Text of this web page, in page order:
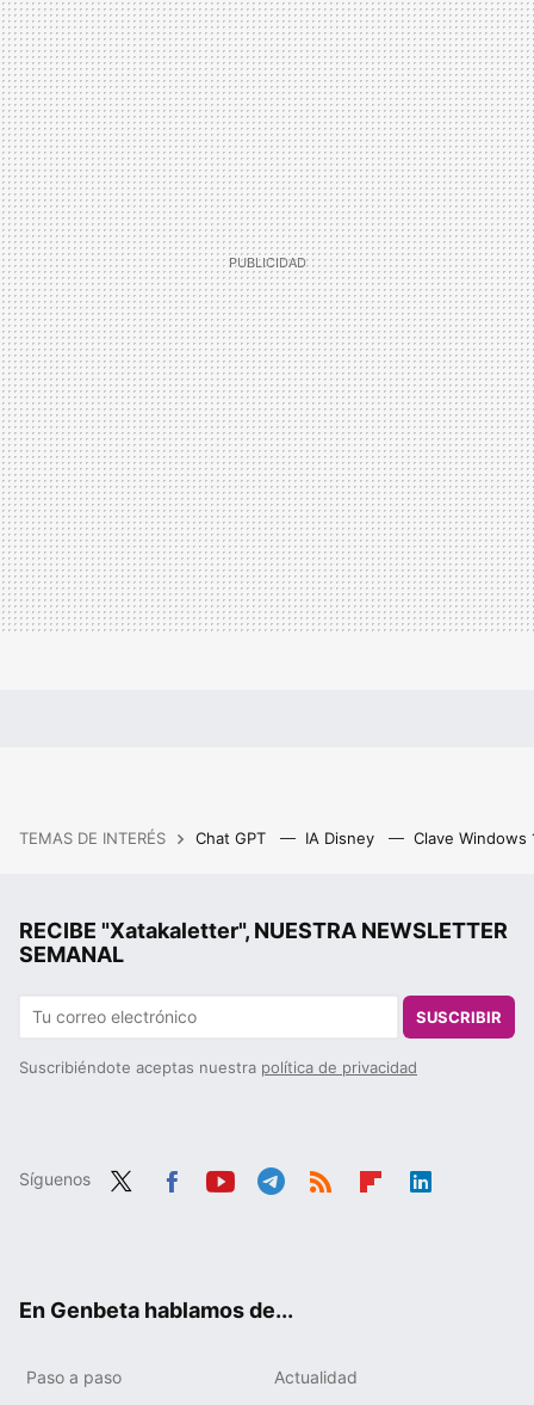
TEMAS DE INTERÉS Chat GPT IA Disney Clave Windows
RECIBE "Xatakaletter", NUESTRA NEWSLETTER
SEMANAL
SUSCRIBIR
Suscribiéndote aceptas nuestra política de privacidad
Síguenos
En Genbeta hablamos de...
Paso a paso Actualidad